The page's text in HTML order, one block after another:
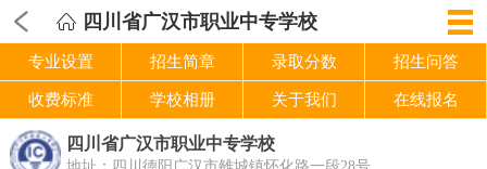
四川省广汉市职业中专学校
专业设置 招生简章 录取分数 招生问答
收费标准 学校相册 关于我们 在线报名
四川省广汉市职业中专学校